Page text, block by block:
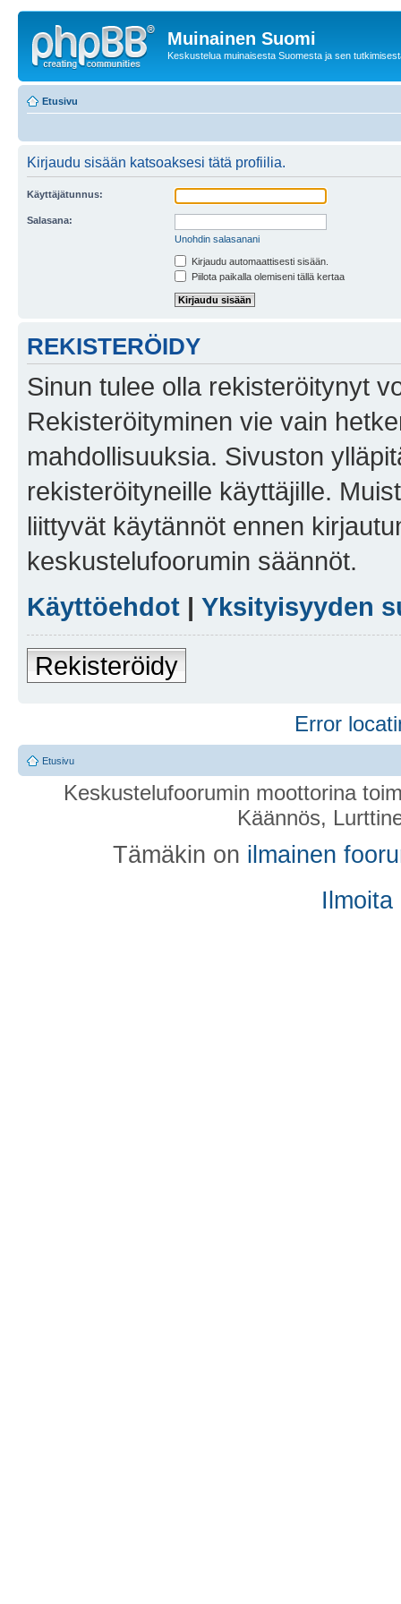
Muinainen Suomi
Keskustelua muinaisesta Suomesta ja sen
Etusivu
Kirjaudu sisään katsoaksesi tätä profiilia.
Käyttäjätunnus:
Salasana:
Unohdin salasanani
Kirjaudu automaattisesti sisään.
Piilota paikalla olemiseni tällä kertaa
REKISTERÖIDY
Sinun tulee olla rekisteröitynyt
Rekisteröityminen vie vain
mahdollisuuksia. Sivuston
rekisteröityneille käyttäjille.
liittyvät käytännöt ennen
keskustelufoorumin säännöt.
Käyttöehdot | Yksityisyyden
Rekisteröidy
Error
Etusivu
Keskustelufoorumin moottorina
Käännös,
Tämäkin on ilmainen